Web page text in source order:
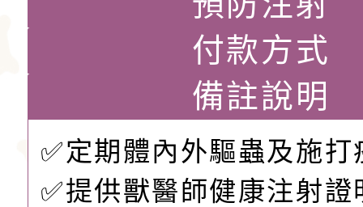
付款方式
備註說明
✅定期體內外驅蟲及施打
✅提供獸醫師健康注射證